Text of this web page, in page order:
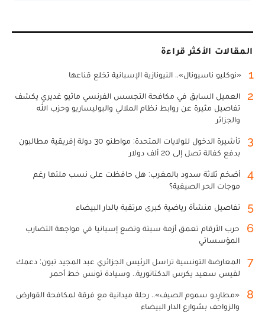
المقالات الأكثر قراءة
1 «نوكليو ناسيونال».. النيونازية الإسبانية تخلع قناعها
2
العميل السابق في مكافحة التجسس الفرنسي ماثيو غديري يكشف
تفاصيل مثيرة عن روابط نظام الملالي والبوليساريو وحزب الله
والجزائر
3
تأشيرة الدخول للولايات المتحدة: مواطنو 30 دولة إفريقية مطالبون
بدفع كفالة تصل إلى 20 ألف دولار
4
أضخم ثلاثة سدود بالمغرب: هل حافظت على نسب ملئها رغم
موجات الحر الصيفية؟
5 تفاصيل منشأة رياضية كبرى مرتقبة بالدار البيضاء
6
حرب الأرقام تعمق أزمة سبتة وتضع إسبانيا في مواجهة التضارب
المؤسساتي
7
المعارضة التونسية تراسل الرئيس الجزائري عبد المجيد تبون: دعمك
لقيس سعيد يكرس الدكتاتورية.. وسيادة تونس خط أحمر
8
«مطارِدو سموم الصيف».. رحلة ميدانية مع فرقة لمكافحة القوارض
والزواحف بشوارع الدار البيضاء